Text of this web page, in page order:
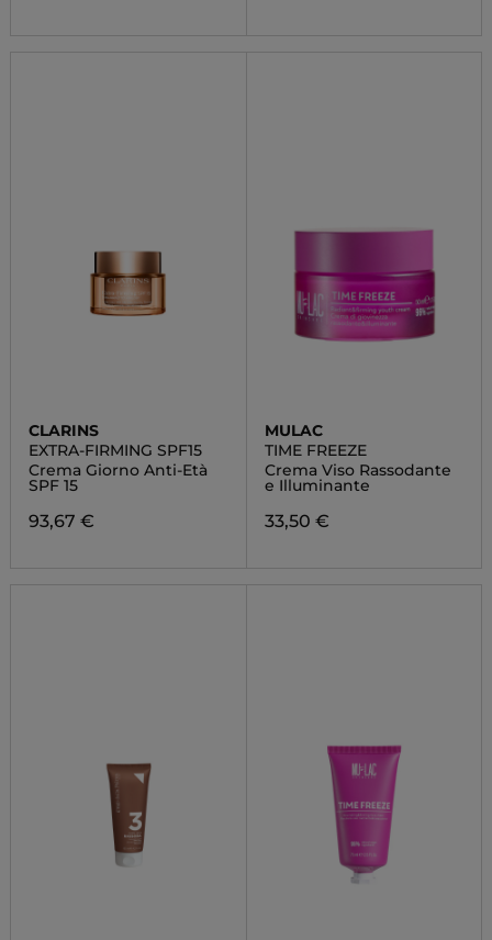
CLARINS
EXTRA-FIRMING SPF15
Crema Giorno Anti-Età
SPF 15
93,67 €
MULAC
TIME FREEZE
Crema Viso Rassodante
e Illuminante
33,50 €